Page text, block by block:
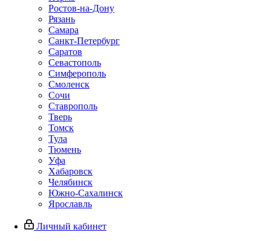
Ростов-на-Дону
Рязань
Самара
Санкт-Петербург
Саратов
Севастополь
Симферополь
Смоленск
Сочи
Ставрополь
Тверь
Томск
Тула
Тюмень
Уфа
Хабаровск
Челябинск
Южно-Сахалинск
Ярославль
Личный кабинет